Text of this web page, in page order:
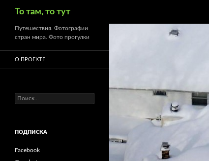
То там, то тут
Путешествия. Фотографии
стран мира. Фото прогулки
О ПРОЕКТЕ
Найти:
ПОДПИСКА
Facebook